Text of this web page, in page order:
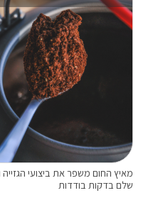
מאיץ החום משפר את ביצועי
שלם בדקות בודדות